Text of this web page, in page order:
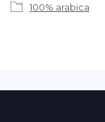
100% arabica